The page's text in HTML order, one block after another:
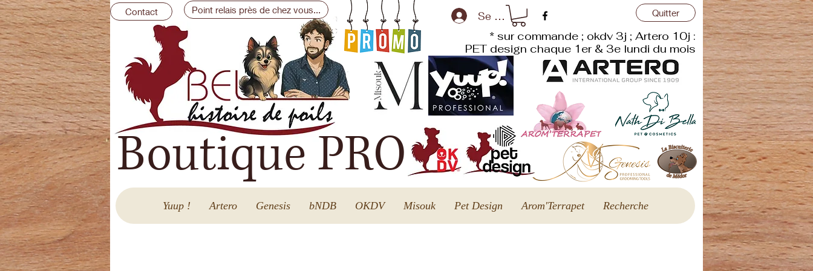
Contact Point relais près de chez vous... Se connecter
Boutique PRO
Quitter
* sur commande ; okdv 3j ; Artero 10j :
PET design chaque 1er & 3e lundi du mois
Yuup ! Artero Genesis bNDB OKDV Misouk Pet Design Arom'Terrapet Recherche